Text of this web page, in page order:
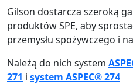
Gilson dostarcza szeroką
produktów SPE, aby
przemysłu spożywczego i
Należą do nich system
271 i system ASPEC® 274